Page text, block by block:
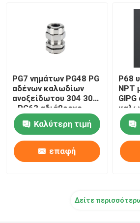
εργαλεία δεσμών καλωδίων
PG7 νημάτων PG48 PG
αδένων καλωδίων
ανοξείδωτου 304 306
- PG63 αδιάβροχο
Καλύτερη τιμή
επαφή
P68
NPT
νήμα
Δείτε